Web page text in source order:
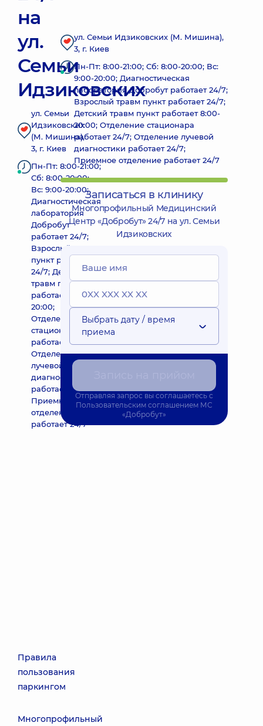
на
ул.
Семьи
Идзиковских
ул. Семьи
Идзиковских
(М. Мишина),
3, г. Киев
Пн-Пт: 8:00-21:00;
Сб: 8:00-20:00;
Вс: 9:00-20:00;
Диагностическая
лаборатория
Добробут
работает 24/7;
Взрослый травм
пункт работает
24/7; Детский
травм пункт
работает 8:00-
20:00;
Отделение
стационара
работает 24/7;
Отделение
лучевой
диагностики
работает 24/7;
Приемное
отделение
работает 24/7
Правила
пользования
паркингом
Многопрофильный
ул. Семьи Идзиковских (М. Мишина),
3, г. Киев
Пн-Пт: 8:00-21:00; Сб: 8:00-20:00; Вс:
9:00-20:00; Диагностическая
лаборатория Добробут работает 24/7;
Взрослый травм пункт работает 24/7;
Детский травм пункт работает 8:00-
20:00; Отделение стационара
работает 24/7; Отделение лучевой
диагностики работает 24/7;
Приемное отделение работает 24/7
Записаться в клинику
Многопрофильный Медицинский
Центр «Добробут» 24/7 на ул. Семьи
Идзиковских
Выбрать дату / время
приема
Отправляя запрос вы соглашаетесь с
Пользовательским соглашением МС
«Добробут»